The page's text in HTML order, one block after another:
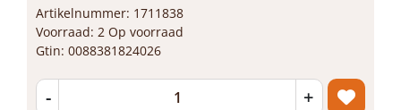
Artikelnummer: 1711838
Voorraad: 2 Op voorraad
Gtin: 0088381824026
- +